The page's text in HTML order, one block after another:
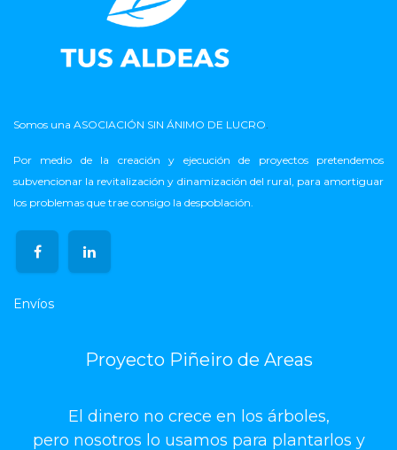
Somos una ASOCIACIÓN SIN ÁNIMO DE LUCRO.
Por medio de la creación y ejecución de proyectos pretendemos
subvencionar la revitalización y dinamización del rural, para amortiguar
los problemas que trae consigo la despoblación.
Envíos
Proyecto Piñeiro de Areas
El dinero no crece en los árboles,
pero nosotros lo usamos para plantarlos y